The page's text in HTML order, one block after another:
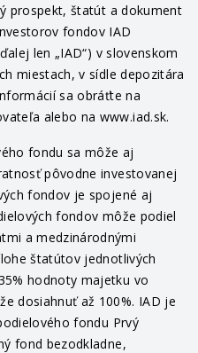
prospekt, štatút a dokument
fondov IAD
len „IAD“) v slovenskom
miestach, v sídle depozitára
sa obráťte na
alebo na www.iad.sk.
fondu sa môže aj
pôvodne investovanej
fondov je spojené aj
fondov môže podiel
a medzinárodnými
štatútov jednotlivých
hodnoty majetku vo
dosiahnuť až 100%. IAD je
fondu Prvý
fond bezodkladne,